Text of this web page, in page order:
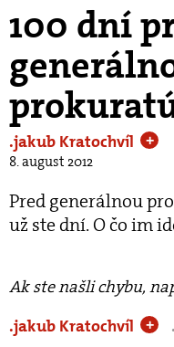
100 dní
.jakub Kratochvíl +
8. august 2012
Pred generálnou
už ste dní. O čo im
Ak ste našli chybu,
.jakub Kratochvíl
+